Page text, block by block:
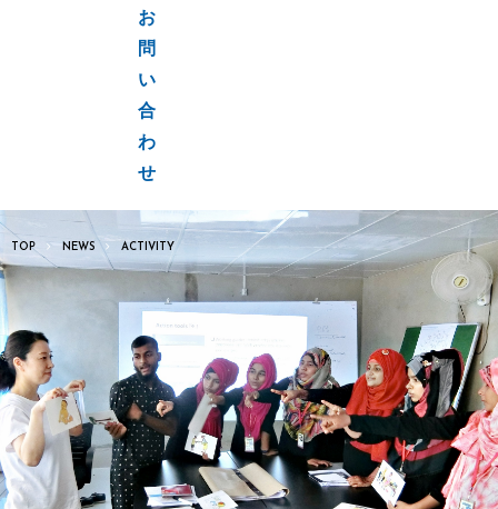
お
問
い
合
わ
せ
TOP NEWS ACTIVITY